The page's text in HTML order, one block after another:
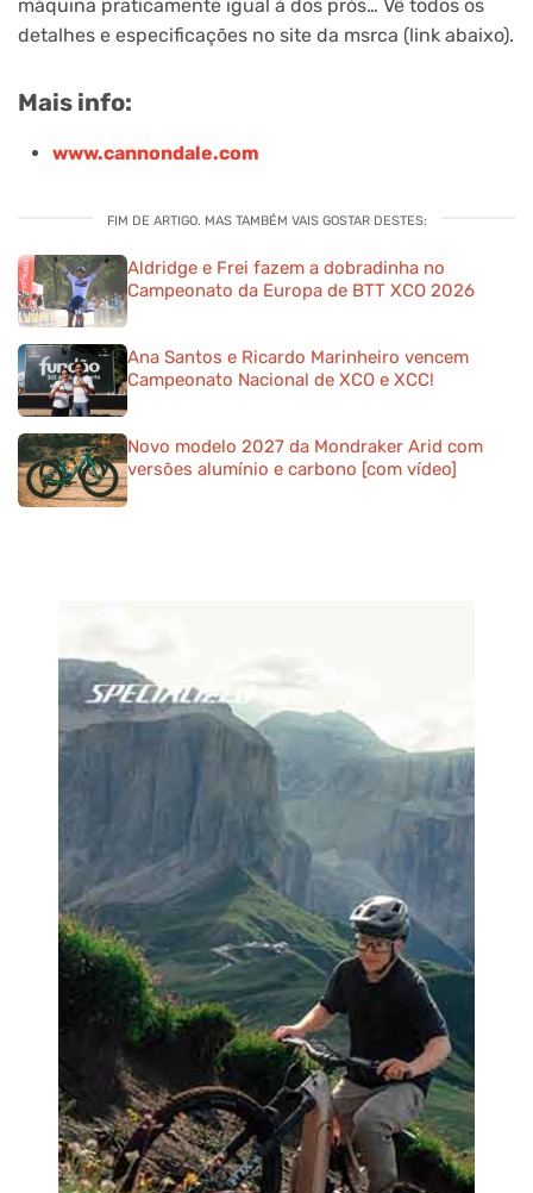
máquina praticamente igual à dos prós… Vê todos os
detalhes e especificações no site da msrca (link abaixo).
Mais info:
www.cannondale.com
FIM DE ARTIGO. MAS TAMBÉM VAIS GOSTAR DESTES:
Aldridge e Frei fazem a dobradinha no
Campeonato da Europa de BTT XCO 2026
Ana Santos e Ricardo Marinheiro vencem
Campeonato Nacional de XCO e XCC!
Novo modelo 2027 da Mondraker Arid com
versões alumínio e carbono [com vídeo]